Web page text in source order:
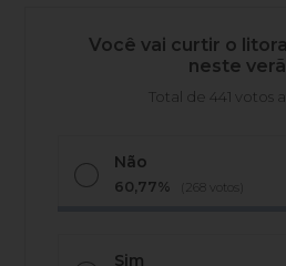
Você vai curtir o
neste
Total de 441 votos
Não
60,77% (268 votos)
Sim